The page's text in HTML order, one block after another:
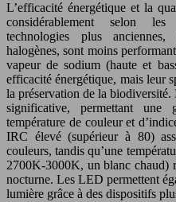
L’efficacité énergétique et la
considérablement selon
technologies plus
halogènes, sont moins
vapeur de sodium (haute et
efficacité énergétique, mais leur
la préservation de la
significative, permettant
température de couleur et
IRC élevé (supérieur à 80)
couleurs, tandis qu’une
2700K-3000K, un blanc chaud)
nocturne. Les LED permettent
lumière grâce à des dispositifs